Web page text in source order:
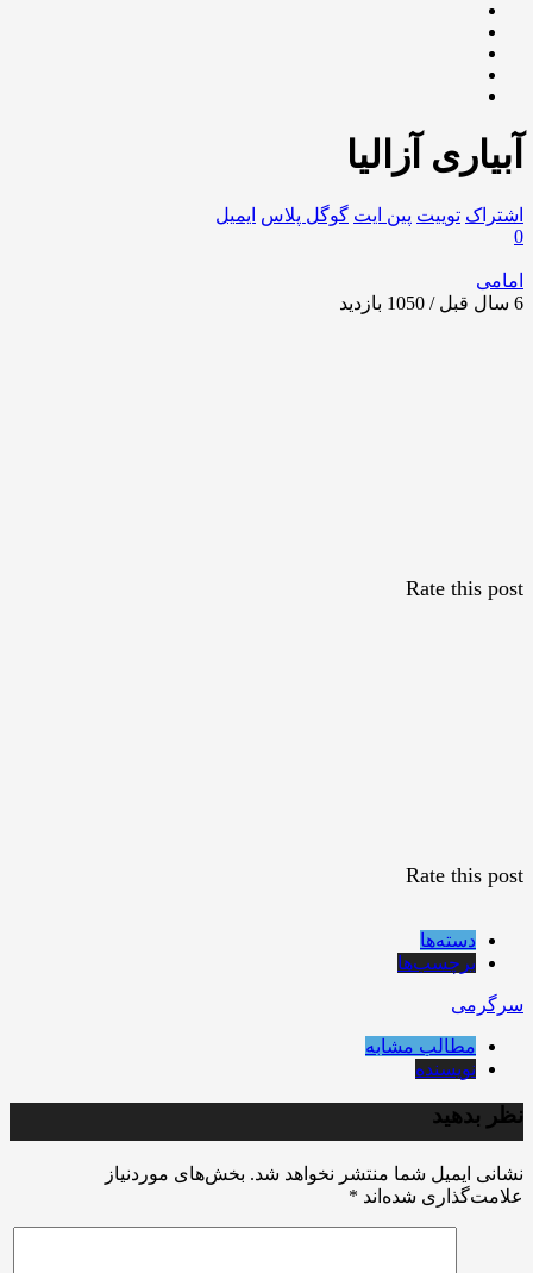
آبیاری آزالیا
اشتراک توییت پین ایت گوگل‌ پلاس ایمیل
0
امامی
6 سال قبل / 1050
بازدید
Rate this post
Rate this post
دسته‌ها
برچسب‌ها
سرگرمی
مطالب مشابه
نویسنده
نظر بدهید
نشانی ایمیل شما منتشر نخواهد شد. بخش‌های موردنیاز
علامت‌گذاری شده‌اند *